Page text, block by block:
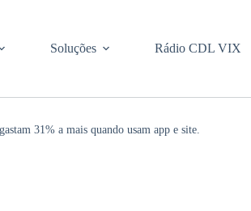
Soluções Rádio CDL VIX
31% a mais quando usam app e site.